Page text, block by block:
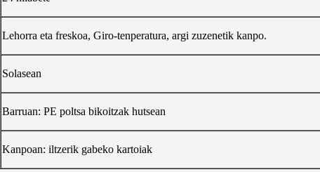
Lehorra eta freskoa, Giro-tenperatura, argi zuzenetik kanpo.
Solasean
Barruan: PE poltsa bikoitzak hutsean
Kanpoan: iltzerik gabeko kartoiak